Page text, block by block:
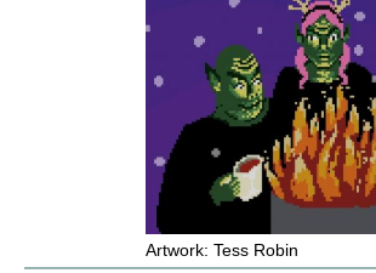
Artwork: Tess Robin